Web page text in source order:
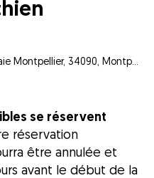
se réservent
réservation
être annulée et
avant le début de la